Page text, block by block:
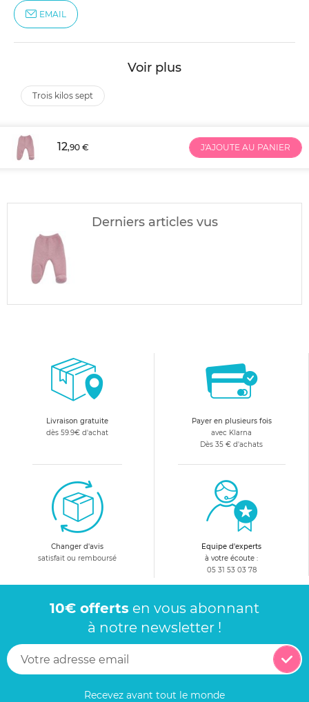
EMAIL
Voir plus
trois kilos sept
12,90 € J'AJOUTE AU PANIER
Derniers articles vus
Livraison gratuite
dès 59.9€ d'achat
Payer en plusieurs fois
avec Klarna
Dès 35 € d'achats
Changer d'avis
satisfait ou remboursé
Equipe d'experts
à votre écoute :
05 31 53 03 78
10€ offerts en vous abonnant
à notre newsletter !
Recevez avant tout le monde